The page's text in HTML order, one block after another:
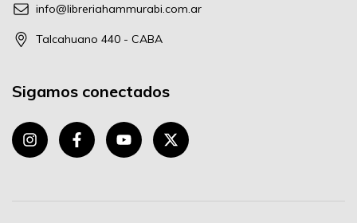
info@libreriahammurabi.com.ar
Talcahuano 440 - CABA
Sigamos conectados